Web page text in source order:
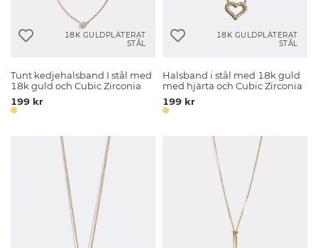
18K GULDPLÄTERAT
STÅL
Tunt kedjehalsband I stål med
18k guld och Cubic Zirconia
199 kr
18K GULDPLÄTERAT
STÅL
Halsband i stål med 18k guld
med hjärta och Cubic Zirconia
199 kr